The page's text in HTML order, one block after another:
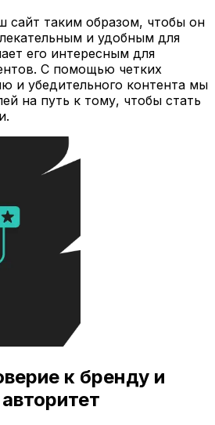
сайт таким образом, чтобы он
и удобным для
его интересным для
С помощью четких
и убедительного контента мы
на путь к тому, чтобы стать
к бренду и